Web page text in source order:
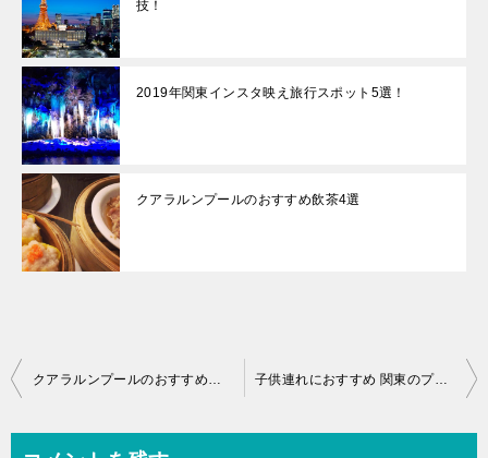
技！
2019年関東インスタ映え旅行スポット5選！
クアラルンプールのおすすめ飲茶4選
投
クアラルンプールのおすすめ飲茶4選 子供連れにおすすめ 関東のプールが人気のホテル4選